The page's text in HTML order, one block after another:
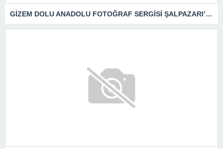
GİZEM DOLU ANADOLU FOTOĞRAF SERGİSİ ŞALPAZARI’NDA